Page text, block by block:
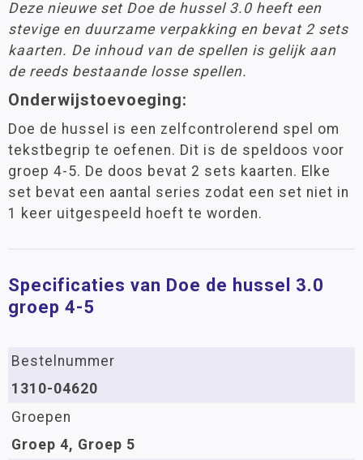
Deze nieuwe set Doe de hussel 3.0 heeft een
stevige en duurzame verpakking en bevat 2 sets
kaarten. De inhoud van de spellen is gelijk aan
de reeds bestaande losse spellen.
Onderwijstoevoeging:
Doe de hussel is een zelfcontrolerend spel om
tekstbegrip te oefenen. Dit is de speldoos voor
groep 4-5. De doos bevat 2 sets kaarten. Elke
set bevat een aantal series zodat een set niet in
1 keer uitgespeeld hoeft te worden.
Specificaties van Doe de hussel 3.0
groep 4-5
Bestelnummer
1310-04620
Groepen
Groep 4, Groep 5